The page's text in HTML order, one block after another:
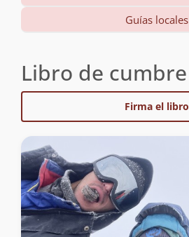
Guías locales
Libro de cumbre
Firma el libro